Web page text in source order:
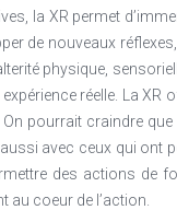
la XR permet
de nouveaux
physique,
réelle. La
pourrait craindre que
avec ceux qui
des actions
coeur de l’action.